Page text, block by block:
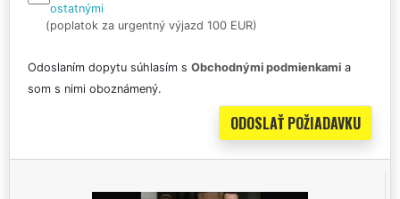
ostatnými
(poplatok za urgentný výjazd 100 EUR)
Odoslaním dopytu súhlasím s Obchodnými podmienkami a
som s nimi oboznámený.